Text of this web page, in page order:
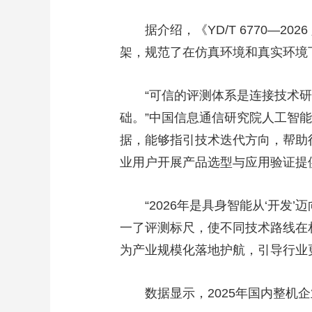
乡村振兴
大国展会 大国保险 云顶对话
CCTV.节目官网 直播 节目单 栏目 片库
据介绍，《YD/T 6770—2026
架，规范了在仿真环境和真实环
“可信的评测体系是连接技术研
础。”中国信息通信研究院人工智
据，能够指引技术迭代方向，帮
业用户开展产品选型与应用验证
“2026年是具身智能从‘开发’迈
一了评测标尺，使不同技术路线
为产业规模化落地护航，引导行
数据显示，2025年国内整机企